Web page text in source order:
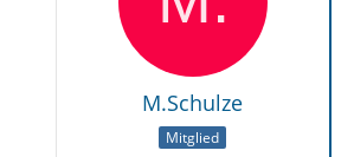
M.Schulze
Mitglied